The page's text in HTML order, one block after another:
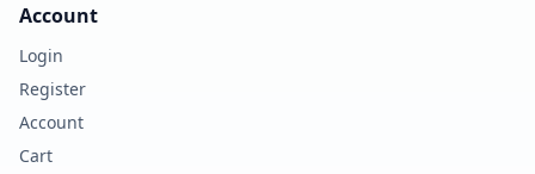
Account
Login
Register
Account
Cart